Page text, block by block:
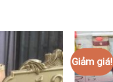
Giảm giá!